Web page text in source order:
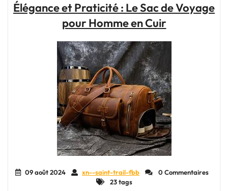
sur
la
Cabine
Souple
55x40x20"
Élégance et Praticité : Le Sac de Voyage
pour Homme en Cuir
09 août 2024 xn--saint-trail-fbb
0 Commentaires
23 tags